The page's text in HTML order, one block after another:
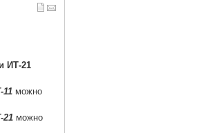
ИТ-21
11 можно
21 можно